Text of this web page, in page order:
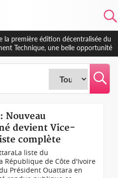
délègue une partie de ses
cadres, vers sa retraite politique ?
Nouveau
devient Vice-
complète
liste du
République de Côte d'Ivoire
Président Ouattara en